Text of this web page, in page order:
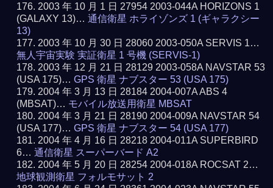
2003 年 10 月 1 日 27954 2003-044A HORIZONS 1
(GALAXY 13)…通信衛星 ホライゾンズ 1 (ギャラクシー
13)
2003 年 10 月 30 日 28060 2003-050A SERVIS 1…
無人宇宙実験 実証衛星 1 号機 (SERVIS-1)
2003 年 12 月 21 日 28129 2003-058A NAVSTAR 53
(USA 175)…GPS 衛星 ナブスター 53 (USA 175)
2004 年 3 月 13 日 28184 2004-007A ABS 4
(MBSAT)… モバイル放送用衛星 MBSAT
2004 年 3 月 21 日 28190 2004-009A NAVSTAR 54
(USA 177)…GPS 衛星 ナブスター 54 (USA 177)
2004 年 4 月 16 日 28218 2004-011A SUPERBIRD
6…通信衛星 スーパーバード A2
2004 年 5 月 20 日 28254 2004-018A ROCSAT 2…
地球観測衛星 フォルモサット 2